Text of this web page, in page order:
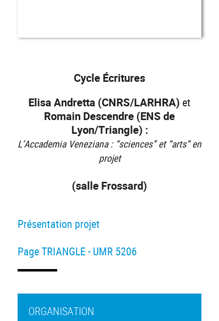
Cycle Écritures
Elisa Andretta (CNRS/LARHRA) et
Romain Descendre (ENS de
Lyon/Triangle) :
L’Accademia Veneziana : “sciences” et “arts” en
projet
(salle Frossard)
Présentation projet
Page TRIANGLE - UMR 5206
ORGANISATION